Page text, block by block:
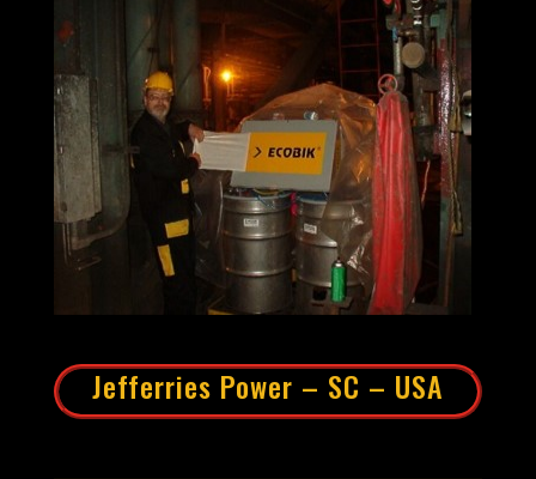
Jefferries Power – SC – USA